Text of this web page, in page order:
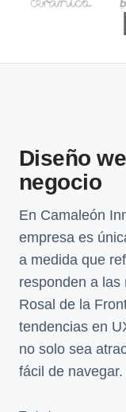
Diseño
negocio
En Camaleón
empresa es
a medida que
responden a las
Rosal de la
tendencias en
no solo sea
fácil de navegar.